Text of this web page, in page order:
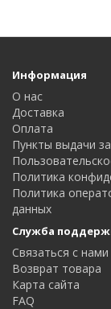
Информация
О нас
Доставка
Оплата
Пункты выдачи
Политика
Политика
данных
Служба
Связаться с нами
Возврат товара
Карта сайта
FAQ